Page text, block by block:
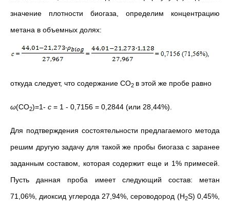
значение плотности биогаза, определим концентрацию
метана в объемных долях:
откуда следует, что содержание СО2 в этой же пробе равно
ω(СО2)=1- с = 1 - 0,7156 = 0,2844 (или 28,44%).
Для подтверждения состоятельности предлагаемого метода
решим другую задачу для такой же пробы биогаза с заранее
заданным составом, которая содержит еще и 1% примесей.
Пусть данная проба имеет следующий состав: метан
71,06%, диоксид углерода 27,94%, сероводород (H2S) 0,45%,